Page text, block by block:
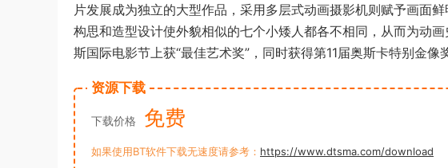
片发展成为独立的大型作品，采用多层式动画摄影机则赋予画面
构思和造型设计使外貌相似的七个小矮人都各不相同，从而为动
斯国际电影节上获“最佳艺术奖”，同时获得第11届奥斯卡特别金像
资源下载
下载价格 免费
如果使用BT软件下载无速度请参考： https://www.dtsma.com/download